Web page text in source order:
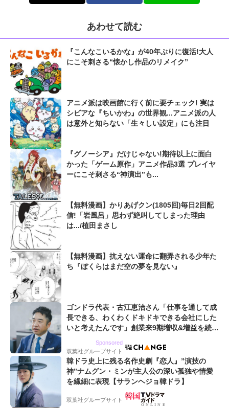
あわせて読む
『こんなこいるかな』が40年ぶりに復活!大人
にこそ刺さる“懐かし作品のリメイク”
アニメ派は映画館に行く前に要チェック! 実は
シビアな『ちいかわ』の世界観...アニメ派の人
は意外と知らない「生々しい設定」にも注目
『グノーシア』だけじゃない!期待以上に面白
かった「ゲーム原作」アニメ作品3選 プレイヤ
ーにこそ刺さる“神演出”も...
【無料漫画】かりあげクン(1805回)毎日2回配
信!「岩風呂」思わず絶叫してしまった理由
は.../植田まさし
【無料漫画】抗えない運命に翻弄される少年た
ち『ぼくらはまだ空の夢を見ない』
ゴンドラ代表・古江恵治さん「仕事を通して成
長できる、わくわくドキドキできる会社にした
いと考えたんです」創業来9期増収&増益を続け
Sponsored
双葉社グループサイト
韓ドラ史上に残る名作史劇『恋人』”演技の
神”ナムグン・ミンが主人公の深い孤独や情愛
を繊細に表現【サランヘジョ韓ドラ】
双葉社グループサイト